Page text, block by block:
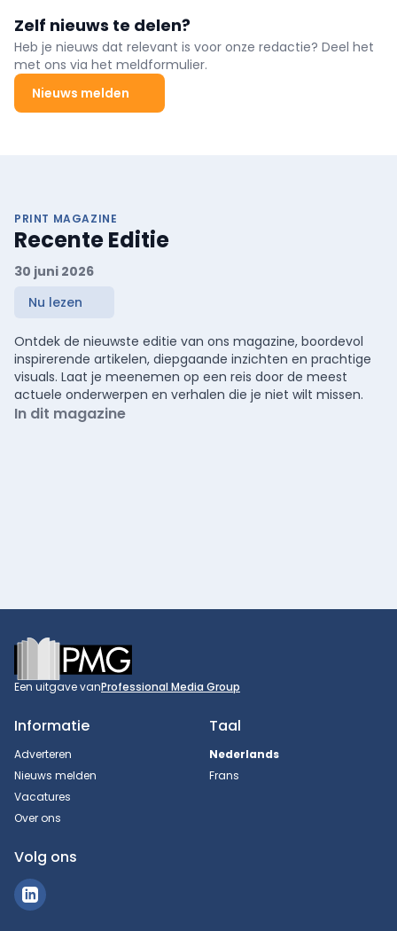
Zelf nieuws te delen?
Heb je nieuws dat relevant is voor onze redactie? Deel het
met ons via het meldformulier.
Nieuws melden
PRINT MAGAZINE
Recente Editie
30 juni 2026
Nu lezen
Ontdek de nieuwste editie van ons magazine, boordevol
inspirerende artikelen, diepgaande inzichten en prachtige
visuals. Laat je meenemen op een reis door de meest
actuele onderwerpen en verhalen die je niet wilt missen.
In dit magazine
Footer
Een uitgave vanProfessional Media Group
Informatie
Adverteren
Nieuws melden
Vacatures
Over ons
Taal
Nederlands
Frans
Volg ons